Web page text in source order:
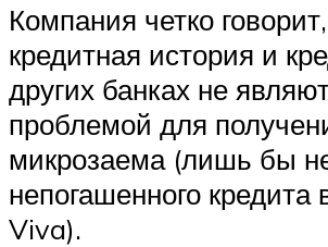
Компания четко
кредитная история и
других банках не
проблемой для
микрозаема (лишь бы
непогашенного кредита
Viva).